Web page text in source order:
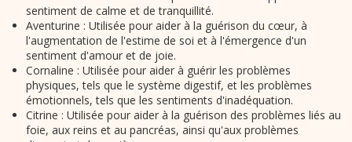
sentiment de calme et de tranquillité.
Aventurine : Utilisée pour aider à la guérison du cœur, à
l'augmentation de l'estime de soi et à l'émergence d'un
sentiment d'amour et de joie.
Cornaline : Utilisée pour aider à guérir les problèmes
physiques, tels que le système digestif, et les problèmes
émotionnels, tels que les sentiments d'inadéquation.
Citrine : Utilisée pour aider à la guérison des problèmes liés au
foie, aux reins et au pancréas, ainsi qu'aux problèmes